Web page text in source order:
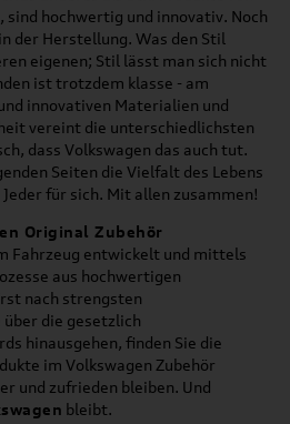
sind hochwertig und innovativ. Noch
der Herstellung. Was den Stil
eigenen; Stil lässt man sich nicht
ist trotzdem klasse - am
innovativen Materialien und
vereint die unterschiedlichsten
dass Volkswagen das auch tut.
Seiten die Vielfalt des Lebens
für sich. Mit allen zusammen!
Original Zubehör
Fahrzeug entwickelt und mittels
aus hochwertigen
nach strengsten
die gesetzlich
hinausgehen, finden Sie die
im Volkswagen Zubehör
und zufrieden bleiben. Und
bleibt.